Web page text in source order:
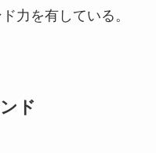
力を有している。
ド